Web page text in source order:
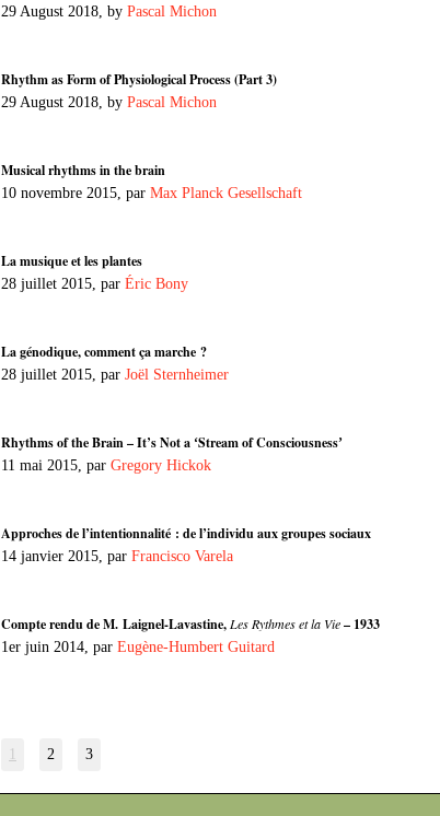
29 August 2018, by Pascal Michon
Rhythm as Form of Physiological Process (Part 3)
29 August 2018, by Pascal Michon
Musical rhythms in the brain
10 novembre 2015, par Max Planck Gesellschaft
La musique et les plantes
28 juillet 2015, par Éric Bony
La génodique, comment ça marche ?
28 juillet 2015, par Joël Sternheimer
Rhythms of the Brain – It’s Not a ʻStream of Consciousnessʼ
11 mai 2015, par Gregory Hickok
Approches de l’intentionnalité : de l’individu aux groupes sociaux
14 janvier 2015, par Francisco Varela
Compte rendu de M. Laignel-Lavastine,Les Rythmes et la Vie– 1933
1er juin 2014, par Eugène-Humbert Guitard
2 3